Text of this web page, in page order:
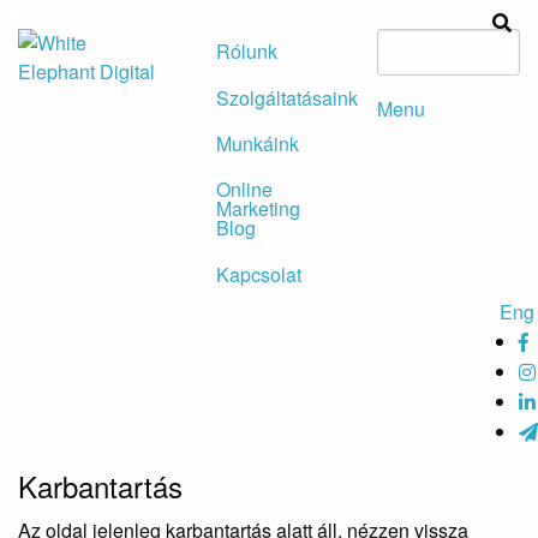
Rólunk
Szolgáltatásaink
Munkáink
Online
Marketing
Blog
Kapcsolat
Menu
Eng
Karbantartás
Az oldal jelenleg karbantartás alatt áll, nézzen vissza